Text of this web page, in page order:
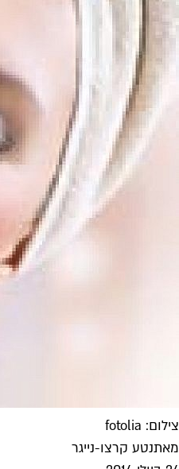
צילום: fotolia
מאתנטע קרצו-נייגר